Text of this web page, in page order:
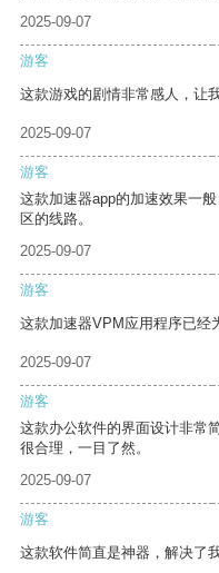
2025-09-07
游客
这款游戏的剧情非常感人，让
2025-09-07
游客
这款加速器app的加速效果一
区的线路。
2025-09-07
游客
这款加速器VPM应用程序已经
2025-09-07
游客
这款办公软件的界面设计非常
很合理，一目了然。
2025-09-07
游客
这款软件简直是神器，解决了